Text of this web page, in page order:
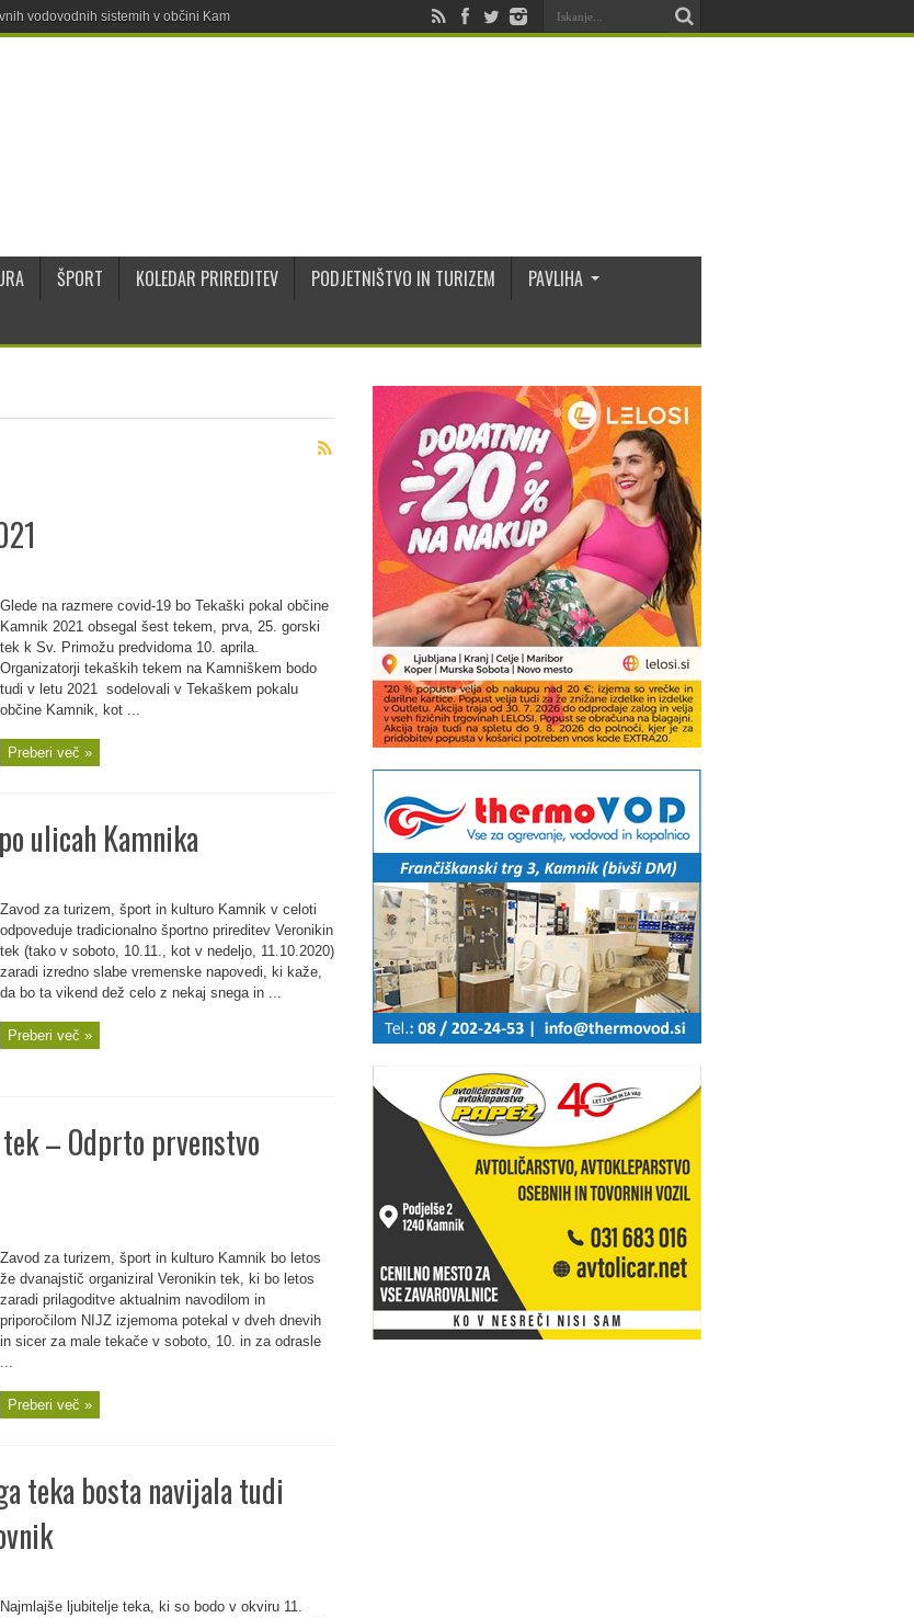
vodovodnih sistemih v občini Kamnik
ŠPORT KOLEDAR PRIREDITEV PODJETNIŠTVO IN TURIZEM
PAVLIHA
Glede na razmere covid-19 bo Tekaški pokal občine
Kamnik 2021 obsegal šest tekem, prva, 25. gorski
tek k Sv. Primožu predvidoma 10. aprila.
Organizatorji tekaških tekem na Kamniškem bodo
tudi v letu 2021 sodelovali v Tekaškem pokalu
občine Kamnik, kot ...
Preberi več »
ulicah Kamnika
Zavod za turizem, šport in kulturo Kamnik v celoti
odpoveduje tradicionalno športno prireditev Veronikin
tek (tako v soboto, 10.11., kot v nedeljo, 11.10.2020)
zaradi izredno slabe vremenske napovedi, ki kaže,
da bo ta vikend dež celo z nekaj snega in ...
Preberi več »
– Odprto prvenstvo
Zavod za turizem, šport in kulturo Kamnik bo letos
že dvanajstič organiziral Veronikin tek, ki bo letos
zaradi prilagoditve aktualnim navodilom in
priporočilom NIJZ izjemoma potekal v dveh dnevih
in sicer za male tekače v soboto, 10. in za odrasle
...
Preberi več »
teka bosta navijala tudi
Najmlajše ljubitelje teka, ki so bodo v okviru 11.